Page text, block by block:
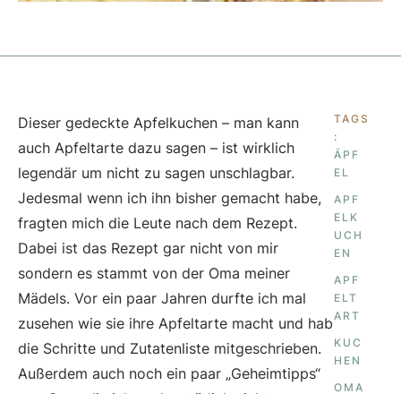
Dieser gedeckte Apfelkuchen – man kann
auch Apfeltarte dazu sagen – ist wirklich
legendär um nicht zu sagen unschlagbar.
Jedesmal wenn ich ihn bisher gemacht habe,
fragten mich die Leute nach dem Rezept.
Dabei ist das Rezept gar nicht von mir
sondern es stammt von der Oma meiner
Mädels. Vor ein paar Jahren durfte ich mal
zusehen wie sie ihre Apfeltarte macht und hab
die Schritte und Zutatenliste mitgeschrieben.
Außerdem auch noch ein paar „Geheimtipps“
TAGS
:
ÄPF
EL
APF
ELK
UCH
EN
APF
ELT
ART
KUC
HEN
OMA